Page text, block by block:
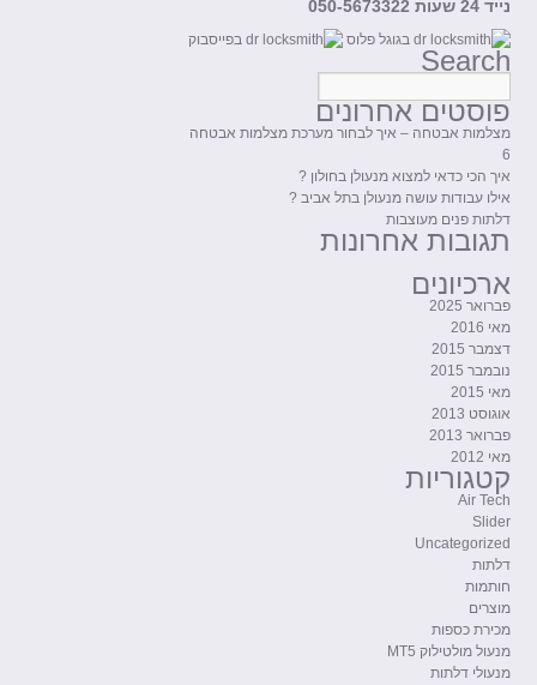
נייד 24 שעות 050-5673322
Search
פוסטים אחרונים
מצלמות אבטחה – איך לבחור מערכת מצלמות אבטחה
6
איך הכי כדאי למצוא מנעולן בחולון ?
אילו עבודות עושה מנעולן בתל אביב ?
דלתות פנים מעוצבות
תגובות אחרונות
ארכיונים
פברואר 2025
מאי 2016
דצמבר 2015
נובמבר 2015
מאי 2015
אוגוסט 2013
פברואר 2013
מאי 2012
קטגוריות
Air Tech
Slider
Uncategorized
דלתות
חותמות
מוצרים
מכירת כספות
מנעול מולטילוק MT5
מנעולי דלתות